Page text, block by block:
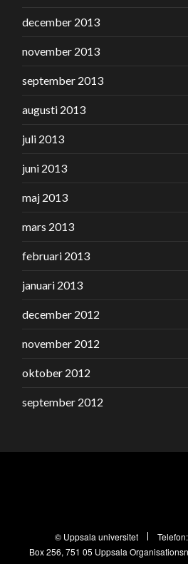
december 2013
november 2013
september 2013
augusti 2013
juli 2013
juni 2013
maj 2013
mars 2013
februari 2013
januari 2013
december 2012
november 2012
oktober 2012
september 2012
© Uppsala universitet Telefon:
Box 256, 751 05 Uppsala